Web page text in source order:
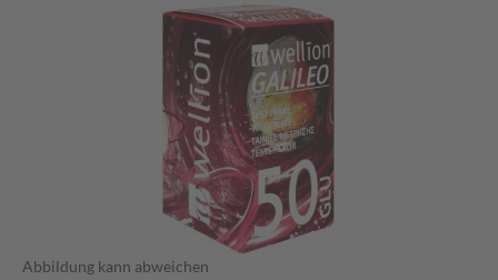
Abbildung kann abweichen